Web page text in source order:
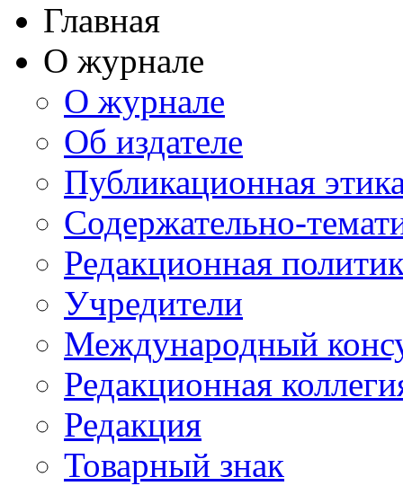
Главная
О журнале
О журнале
Об издателе
Публикационная
Содержательно-
Редакционная
Учредители
Международный
Редакционная
Редакция
Товарный знак